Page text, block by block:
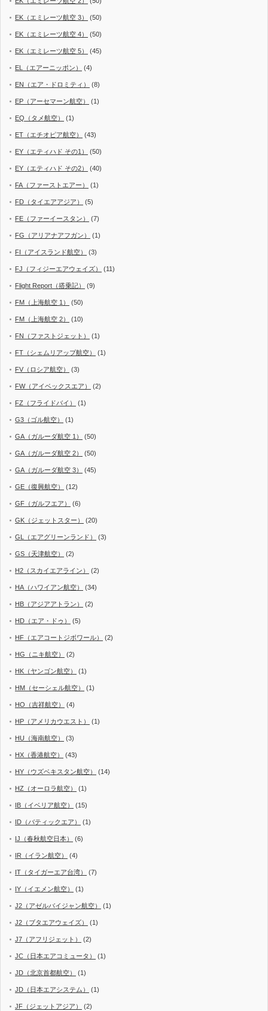
EK（エミレーツ航空 3） (50)
EK（エミレーツ航空 4） (50)
EK（エミレーツ航空 5） (45)
EL（エアーニッポン） (4)
EN（エア・ドロミティ） (8)
EP（アーセマーン航空） (1)
EQ（タメ航空） (1)
ET（エチオピア航空） (43)
EY（エティハド その1） (50)
EY（エティハド その2） (40)
FA（ファーストエアー） (1)
FD（タイエアアジア） (5)
FE（ファーイースタン） (7)
FG（アリアナアフガン） (1)
FI（アイスランド航空） (3)
FJ（フィジーエアウェイズ） (11)
Flight Report（搭乗記） (9)
FM（上海航空 1） (50)
FM（上海航空 2） (10)
FN（ファストジェット） (1)
FT（シェムリアップ航空） (1)
FV（ロシア航空） (3)
FW（アイベックスエア） (2)
FZ（フライドバイ） (1)
G3（ゴル航空） (1)
GA（ガルーダ航空 1） (50)
GA（ガルーダ航空 2） (50)
GA（ガルーダ航空 3） (45)
GE（復興航空） (12)
GF（ガルフエア） (6)
GK（ジェットスター） (20)
GL（エアグリーンランド） (3)
GS（天津航空） (2)
H2（スカイエアライン） (2)
HA（ハワイアン航空） (34)
HB（アジアアトラン） (2)
HD（エア・ドゥ） (5)
HF（エアコートジボワール） (2)
HG（ニキ航空） (2)
HK（ヤンゴン航空） (1)
HM（セーシェル航空） (1)
HO（吉祥航空） (4)
HP（アメリカウエスト） (1)
HU（海南航空） (3)
HX（香港航空） (43)
HY（ウズベキスタン航空） (14)
HZ（オーロラ航空） (1)
IB（イベリア航空） (15)
ID（バティックエア） (1)
IJ（春秋航空日本） (6)
IR（イラン航空） (4)
IT（タイガーエア台湾） (7)
IY（イエメン航空） (1)
J2（アゼルバイジャン航空） (1)
J2（ブタエアウェイズ） (1)
J7（アフリジェット） (2)
JC（日本エアコミュータ） (1)
JD（北京首都航空） (1)
JD（日本エアシステム） (1)
JF（ジェットアジア） (2)